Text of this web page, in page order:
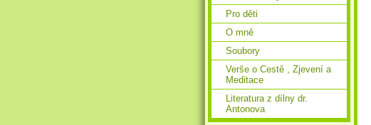
Pro děti
O mně
Soubory
Verše o Cestě , Zjevení a
Meditace
Literatura z dílny dr.
Antonova